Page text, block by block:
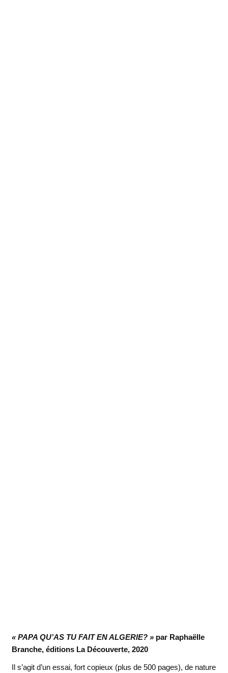
« PAPA QU’AS TU FAIT EN ALGERIE? »par Raphaëlle
Branche, éditions La Découverte, 2020
Il s’agit d’un essai, fort copieux (plus de 500 pages), de nature